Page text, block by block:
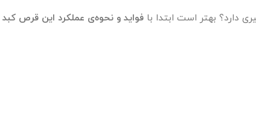
دارد؟ بهتر است ابتدا با فواید و نحوه‌ی عملکرد این قرص کبد